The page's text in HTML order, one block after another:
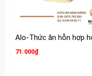
Việt Nam
71.000₫